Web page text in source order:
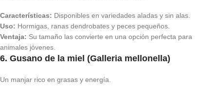
Características: Disponibles en variedades aladas y sin alas.
Uso: Hormigas, ranas dendrobates y peces pequeños.
Ventaja: Su tamaño las convierte en una opción perfecta para
animales jóvenes.
6. Gusano de la miel (Galleria mellonella)
Un manjar rico en grasas y energía.